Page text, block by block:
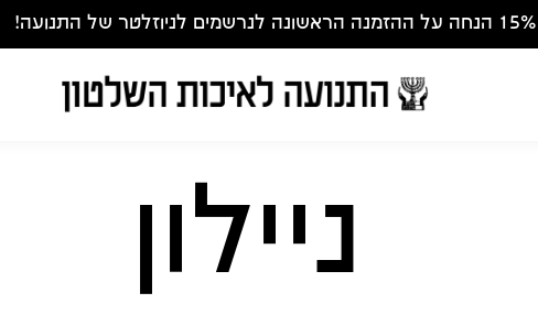
15% הנחה על ההזמנה הראשונה לנרשמים לניוזלטר של התנועה!
ניילון